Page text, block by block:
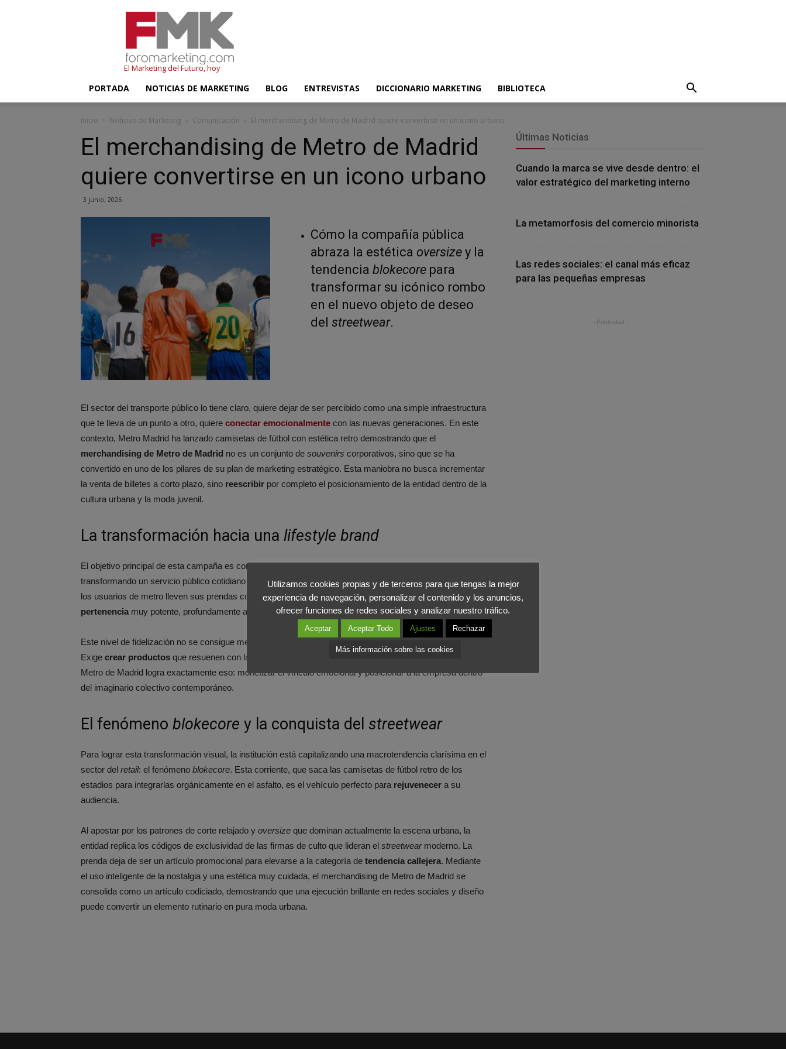
El Marketing del Futuro, hoy
PORTADA NOTICIAS DE MARKETING BLOG ENTREVISTAS DICCIONARIO MARKETING BIBLIOTECA
Inicio Noticias de Marketing Comunicación El merchandising de Metro de Madrid quiere convertirse en un icono urbano
El merchandising de Metro de Madrid
quiere convertirse en un icono urbano
3 junio, 2026
Cómo la compañía pública
abraza la estética oversize y la
tendencia blokecore para
transformar su icónico rombo
en el nuevo objeto de deseo
del streetwear.
El sector del transporte público lo tiene claro, quiere dejar de ser percibido como una simple infraestructura
que te lleva de un punto a otro, quiere conectar emocionalmente con las nuevas generaciones. En este
contexto, Metro Madrid ha lanzado camisetas de fútbol con estética retro demostrando que el
merchandising de Metro de Madrid no es un conjunto de souvenirs corporativos, sino que se ha
convertido en uno de los pilares de su plan de marketing estratégico. Esta maniobra no busca incrementar
la venta de billetes a corto plazo, sino reescribir por completo el posicionamiento de la entidad dentro de la
cultura urbana y la moda juvenil.
La transformación hacia una lifestyle brand
El objetivo principal de esta campaña es convertir el icónico logotipo en un elementoidentitario,
transformando un servicio público cotidiano en una marca asociada al estilo de vida urbano. Logrando que
los usuarios de metro lleven sus prendas con orgullo por la calle, la institución genera unsentido de
pertenencia muy potente, profundamente arraigado en la cultura y la vida diaria madrileña.
Este nivel de fidelización no se consigue mediante la publicidad convencional o los mupis en los andenes.
Exige crear productos que resuenen con la identidad del consumidor actual. El nuevo
Metro de Madrid logra exactamente eso: monetizar el vínculo emocional y posicionar a la empresa dentro
del imaginario colectivo contemporáneo.
El fenómeno blokecore y la conquista del streetwear
Para lograr esta transformación visual, la institución está capitalizando una macrotendencia clarísima en el
sector del retail: el fenómeno blokecore. Esta corriente, que saca las camisetas de fútbol retro de los
estadios para integrarlas orgánicamente en el asfalto, es el vehículo perfecto para rejuvenecer a su
audiencia.
Al apostar por los patrones de corte relajado y oversize que dominan actualmente la escena urbana, la
entidad replica los códigos de exclusividad de las firmas de culto que lideran el streetwearmoderno. La
prenda deja de ser un artículo promocional para elevarse a la categoría de tendencia callejera. Mediante
el uso inteligente de la nostalgia y una estética muy cuidada, el merchandising de Metro de Madrid se
consolida como un artículo codiciado, demostrando que una ejecución brillante en redes sociales y diseño
puede convertir un elemento rutinario en pura moda urbana.
Últimas Noticias
Cuando la marca se vive desde dentro: el
valor estratégico del marketing interno
La metamorfosis del comercio minorista
Las redes sociales: el canal más eficaz
para las pequeñas empresas
- Publicidad -
Utilizamos cookies propias y de terceros para que tengas la mejor
experiencia de navegación, personalizar el contenido y los anuncios,
ofrecer funciones de redes sociales y analizar nuestro tráfico.
Aceptar Aceptar Todo Ajustes Rechazar
Más información sobre las cookies